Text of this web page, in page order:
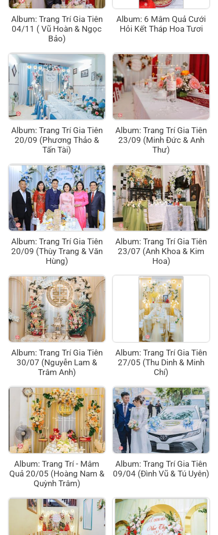
Album: Trang Trí Gia Tiên
04/11 ( Vũ Hoàn & Ngọc
Bảo)
Album: 6 Mâm Quả Cưới
Hỏi Kết Tháp Hoa Tươi
Album: Trang Trí Gia Tiên
20/09 (Phương Thảo &
Tấn Tài)
Album: Trang Trí Gia Tiên
23/09 (Minh Đức & Anh
Thư)
Album: Trang Trí Gia Tiên
20/09 (Thùy Trang & Văn
Hùng)
Album: Trang Trí Gia Tiên
23/07 (Anh Khoa & Kim
Hoa)
Album: Trang Trí Gia Tiên
30/07 (Nguyễn Lam &
Trâm Anh)
Album: Trang Trí Gia Tiên
27/05 (Thu Dinh & Minh
Chí)
Album: Trang Trí - Mâm
Quả 20/05 (Hoàng Nam &
Quỳnh Trâm)
Album: Trang Trí Gia Tiên
09/04 (Đình Vũ & Tú Uyên)